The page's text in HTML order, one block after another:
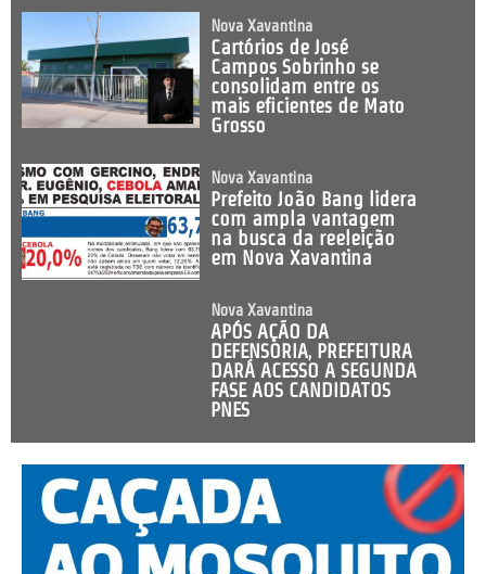
Nova Xavantina
Cartórios de José
Campos Sobrinho se
consolidam entre os
mais eficientes de Mato
Grosso
Nova Xavantina
Prefeito João Bang lidera
com ampla vantagem
na busca da reeleição
em Nova Xavantina
Nova Xavantina
APÓS AÇÃO DA
DEFENSORIA, PREFEITURA
DARÁ ACESSO A SEGUNDA
FASE AOS CANDIDATOS
PNES